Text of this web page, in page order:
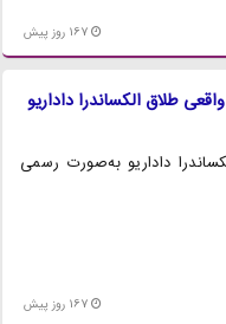
167 روز پیش
طلاق الکساندرا داداریو
داداریو به‌صورت رسمی
167 روز پیش